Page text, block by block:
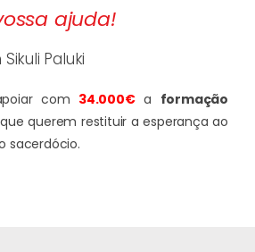
ajuda!
Paluki
com 34.000€a formação
querem restituir a esperança ao
sacerdócio.